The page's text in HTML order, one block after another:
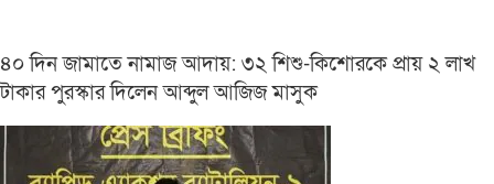
৪০ দিন জামাতে নামাজ আদায়: ৩২ শিশু-কিশোরকে প্রায় ২ লাখ
টাকার পুরস্কার দিলেন আব্দুল আজিজ মাসুক